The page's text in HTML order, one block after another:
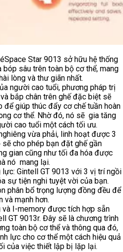
Star 9013 sở hữu hệ thống
sâu trên toàn bộ cơ thể, mang
lòng và thư giãn nhất.
người cao tuổi, phương pháp trị
bắp chân trên ghế đặc biệt sẽ
để giúp thúc đẩy cơ chế tuần hoàn
cơ thể. Nhờ đó, nó sẽ gia tăng
cao tuổi một cách tối ưu.
vừa phải, linh hoạt được 3
cho phép bạn đặt ghế gần
gian cũng như tối đa hóa được
nó mang lại.
lực: Gintell GT 9013 với 3 vị trí ngồi
sự tiện nghi tuyệt vời của bạn.
phân bổ trọng lượng đồng đều để
và mạnh hơn.
I-memory được tích hợp sẵn
GT 9013r. Đây sẽ là chương trình
toàn bộ cơ thể và thông qua đó,
lực cho cơ thể một cách hiệu quả
của việc thiết lập bị lặp lại.